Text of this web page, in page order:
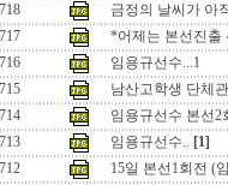
718
금정의 날씨가 아
717
*어제는 본선진출
716
임용규선수...1
715
남산고학생 단체
714
임용규선수 본선2
713
임용규선수.. [1]
712
15일 본선1회전 (